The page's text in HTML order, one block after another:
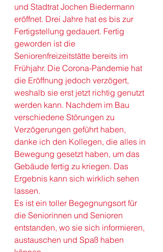
und Stadtrat Jochen Biedermann
eröffnet. Drei Jahre hat es bis zur
Fertigstellung gedauert. Fertig
geworden ist die
Seniorenfreizeitstätte bereits im
Frühjahr. Die Corona-Pandemie hat
die Eröffnung jedoch verzögert,
weshalb sie erst jetzt richtig genutzt
werden kann. Nachdem im Bau
verschiedene Störungen zu
Verzögerungen geführt haben,
danke ich den Kollegen, die alles in
Bewegung gesetzt haben, um das
Gebäude fertig zu kriegen. Das
Ergebnis kann sich wirklich sehen
lassen.
Es ist ein toller Begegnungsort für
die Seniorinnen und Senioren
entstanden, wo sie sich informieren,
austauschen und Spaß haben